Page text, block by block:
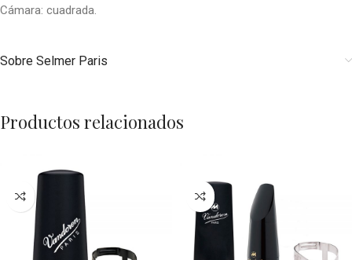
Cámara: cuadrada.
Sobre Selmer Paris
Productos relacionados